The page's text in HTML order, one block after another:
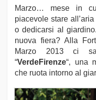
Marzo… mese in
piacevole stare
o dedicarsi al
nuova fiera? Alla
Marzo 2013 ci
“VerdeFirenze“, una
che ruota intorno al